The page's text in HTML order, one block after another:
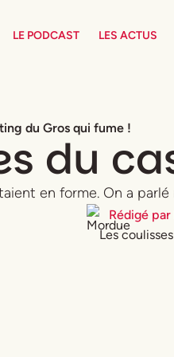
LE PODCAST LES ACTUS
du Gros qui fume !
du
en forme. On a
Rédigé par